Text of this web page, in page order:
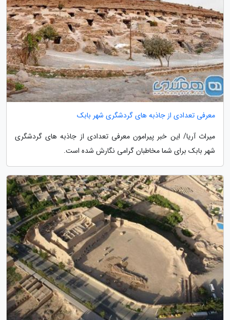
معرفی تعدادی از جاذبه های گردشگری شهر بابک
میراث آریا/ این خبر پیرامون معرفی تعدادی از جاذبه های گردشگری
شهر بابک برای شما مخاطبان گرامی نگارش شده است.